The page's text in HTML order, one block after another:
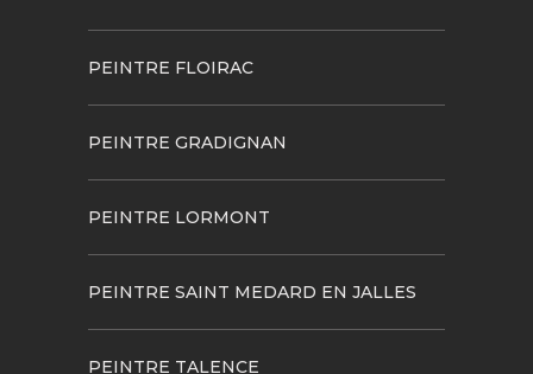
PEINTRE FLOIRAC
PEINTRE GRADIGNAN
PEINTRE LORMONT
PEINTRE SAINT MEDARD EN JALLES
PEINTRE TALENCE